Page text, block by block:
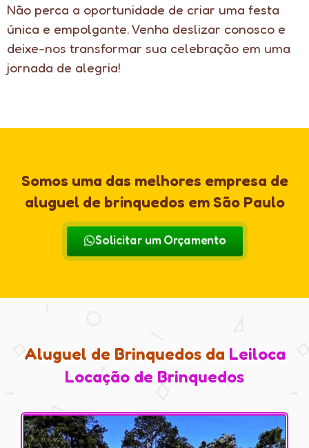
Não perca a oportunidade de criar uma festa
única e empolgante. Venha deslizar conosco e
deixe-nos transformar sua celebração em uma
jornada de alegria!
Somos uma das melhores empresa de
aluguel de brinquedos em São Paulo
Solicitar um Orçamento
Aluguel de Brinquedos da Leiloca
Locação de Brinquedos